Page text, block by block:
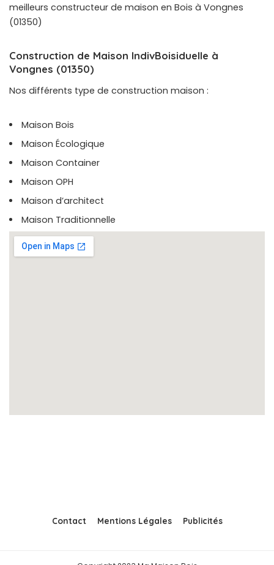
meilleurs constructeur de maison en Bois à Vongnes
(01350)
Construction de Maison IndivBoisiduelle à
Vongnes (01350)
Nos différents type de construction maison :
Maison Bois
Maison Écologique
Maison Container
Maison OPH
Maison d’architect
Maison Traditionnelle
Contact Mentions Légales Publicités